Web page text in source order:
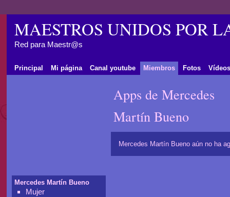
MAESTROS UNIDOS POR
Red para Maestr@s
Principal Mi página Canal youtube Miembros Fotos Vídeos
Mercedes Martín Bueno
Mujer
Apps de Mercedes
Martín Bueno
Mercedes Martín Bueno aún no ha